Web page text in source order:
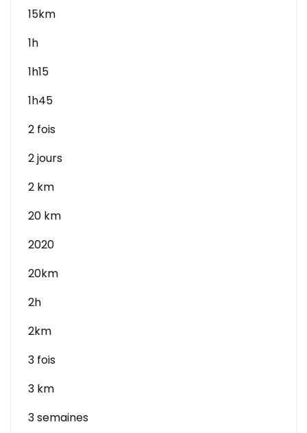
15km
1h
1h15
1h45
2 fois
2 jours
2 km
20 km
2020
20km
2h
2km
3 fois
3 km
3 semaines